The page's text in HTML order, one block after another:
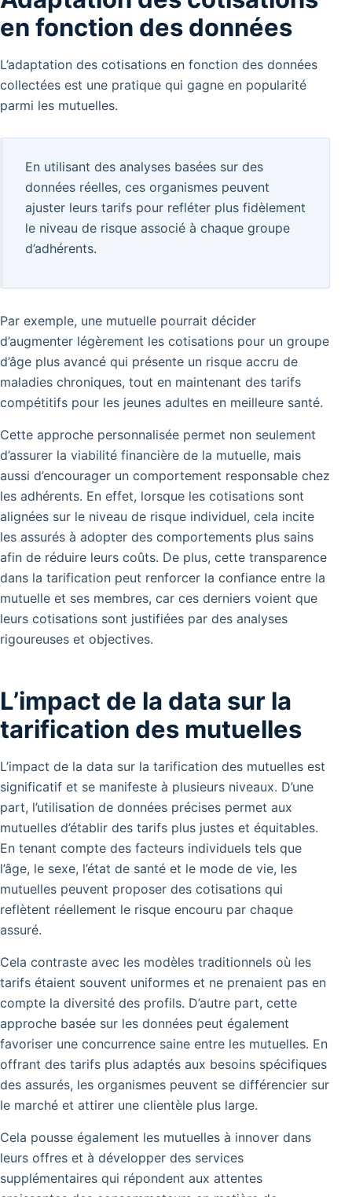
en fonction des données
L’adaptation des cotisations en fonction des données
collectées est une pratique qui gagne en popularité
parmi les mutuelles.
En utilisant des analyses basées sur des
données réelles, ces organismes peuvent
ajuster leurs tarifs pour refléter plus fidèlement
le niveau de risque associé à chaque groupe
d’adhérents.
Par exemple, une mutuelle pourrait décider
d’augmenter légèrement les cotisations pour un groupe
d’âge plus avancé qui présente un risque accru de
maladies chroniques, tout en maintenant des tarifs
compétitifs pour les jeunes adultes en meilleure santé.
Cette approche personnalisée permet non seulement
d’assurer la viabilité financière de la mutuelle, mais
aussi d’encourager un comportement responsable chez
les adhérents. En effet, lorsque les cotisations sont
alignées sur le niveau de risque individuel, cela incite
les assurés à adopter des comportements plus sains
afin de réduire leurs coûts. De plus, cette transparence
dans la tarification peut renforcer la confiance entre la
mutuelle et ses membres, car ces derniers voient que
leurs cotisations sont justifiées par des analyses
rigoureuses et objectives.
L’impact de la data sur la
tarification des mutuelles
L’impact de la data sur la tarification des mutuelles est
significatif et se manifeste à plusieurs niveaux. D’une
part, l’utilisation de données précises permet aux
mutuelles d’établir des tarifs plus justes et équitables.
En tenant compte des facteurs individuels tels que
l’âge, le sexe, l’état de santé et le mode de vie, les
mutuelles peuvent proposer des cotisations qui
reflètent réellement le risque encouru par chaque
assuré.
Cela contraste avec les modèles traditionnels où les
tarifs étaient souvent uniformes et ne prenaient pas en
compte la diversité des profils. D’autre part, cette
approche basée sur les données peut également
favoriser une concurrence saine entre les mutuelles. En
offrant des tarifs plus adaptés aux besoins spécifiques
des assurés, les organismes peuvent se différencier sur
le marché et attirer une clientèle plus large.
Cela pousse également les mutuelles à innover dans
leurs offres et à développer des services
supplémentaires qui répondent aux attentes